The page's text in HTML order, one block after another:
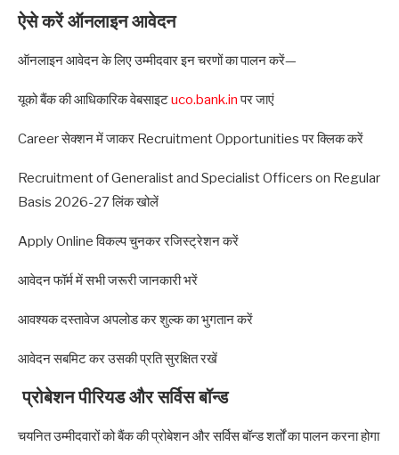
ऐसे करें ऑनलाइन आवेदन
ऑनलाइन आवेदन के लिए उम्मीदवार इन चरणों का पालन करें—
यूको बैंक की आधिकारिक वेबसाइटuco.bank.inपर जाएं
Career सेक्शन में जाकर Recruitment Opportunities पर क्लिक करें
Recruitment of Generalist and Specialist Officers on Regular
Basis 2026-27 लिंक खोलें
Apply Online विकल्प चुनकर रजिस्ट्रेशन करें
आवेदन फॉर्म में सभी जरूरी जानकारी भरें
आवश्यक दस्तावेज अपलोड कर शुल्क का भुगतान करें
आवेदन सबमिट कर उसकी प्रति सुरक्षित रखें
प्रोबेशन पीरियड और सर्विस बॉन्ड
चयनित उम्मीदवारों को बैंक की प्रोबेशन और सर्विस बॉन्ड शर्तों का पालन करना होगा